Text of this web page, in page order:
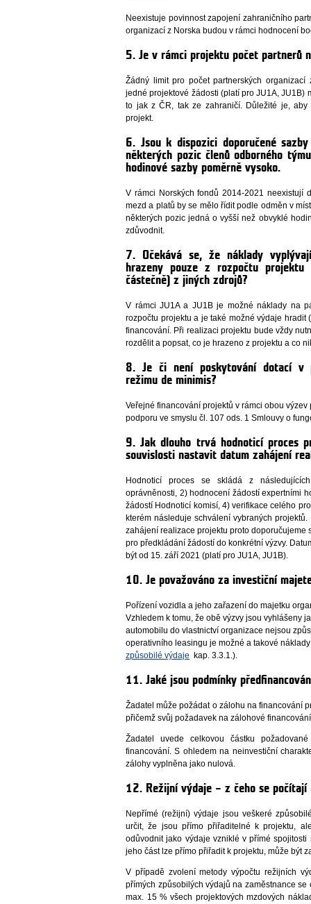
Neexistuje povinnost zapojení zahraničního
organizací z Norska budou v rámci hodnocení
5. Je v rámci projektu počet partnerů
Žádný limit pro počet partnerských
jedné projektové žádosti (platí pro JU1A, JU1B)
to jak z ČR, tak ze zahraničí. Důležité je,
projekt.
6. Jsou k dispozici doporučené
některých pozic členů odborného
hodinové sazby poměrně vysoko.
V rámci Norských fondů 2014-2021 neexistují
mezd a platů by se mělo řídit podle odměn v
některých pozic jedná o vyšší než obvyklé
zdůvodnit.
7. Očekává se, že náklady
hrazeny pouze z rozpočtu
částečně) z jiných zdrojů?
V rámci JU1A a JU1B je možné náklady na
rozpočtu projektu a je také možné výdaje hradit
financování. Při realizaci projektu bude vždy
rozdělit a popsat, co je hrazeno z projektu a co
8. Je či není poskytování dotací v
režimu de minimis?
Veřejné financování projektů v rámci obou
podporu ve smyslu čl. 107 ods. 1 Smlouvy o
9. Jak dlouho trvá hodnoticí proces
souvislosti nastavit datum zahájení
Hodnoticí proces se skládá z
oprávněnosti, 2) hodnocení žádostí expertními
žádostí Hodnoticí komisí, 4) verifikace celého
kterém následuje schválení vybraných
zahájení realizace projektu proto doporučujeme
pro předkládání žádostí do konkrétní výzvy.
být od 15. září 2021 (platí pro JU1A, JU1B).
10. Je považováno za investiční
Pořízení vozidla a jeho zařazení do majetku
Vzhledem k tomu, že obě výzvy jsou vyhlášeny
automobilu do vlastnictví organizace nejsou
operativního leasingu je možné a takové
způsobilé výdaje kap. 3.3.1.).
11. Jaké jsou podmínky
Žadatel může požádat o zálohu na financování
přičemž svůj požadavek na zálohové
Žadatel uvede celkovou částku
financování. S ohledem na neinvestiční
zálohy vyplněna jako nulová.
12. Režijní výdaje – z čeho se
Nepřímé (režijní) výdaje jsou veškeré
určit, že jsou přímo přiřaditelné k projektu,
odůvodnit jako výdaje vzniklé v přímé
jeho část lze přímo přiřadit k projektu, může být
V případě zvolení metody výpočtu režijních
přímých způsobilých výdajů na zaměstnance
max. 15 % všech projektových mzdových